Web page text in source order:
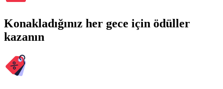
Konakladığınız her gece için ödüller
kazanın